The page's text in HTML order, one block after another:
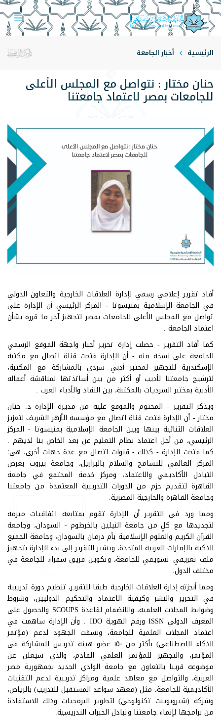
الرئيسية أخبار الجامعة
حنان مختار : نتواصل مع المجلس الأعلى
للجامعات بمصر لاعتماد جامعتنا
أفاد تقرير إعلامي رسمي لإدارة العلاقات الخارجية والتعاون الدولي
في الجامعة الإسلامية بمنيسوتا - المركز الرئيسي أن الإدارة على
تواصل مع المجلس الأعلى للجامعات بمصر لتجهيز آخر ما قرره بشأن
اعتماد الجامعة .
كما أفاد التقرير - حصلت إدارة تحرير أخبار واجهة الموقع الرسمي
للجامعة على نسخة منه - أن الإدارة فتحت قناة اتصال مع مكتبة
الإسكندرية للتجهيز لمختبر أدبي سردي بالمشاركة مع المكتبة،
لترشيح جامعتنا لأديب أو أكثر من بين أساتذتها لمناقشة أعماله
الأدبية بمختبر السرديات بالمكتبة، بين النقاد والأدباء العرب .
ويذكر التقرير - المختوم والموقع عليه من مديرة الإدارة د. حنان
مختار - أن الإدارة فتحت قناة اتصال مع مؤسسة الأزهر الشريف لتعزيز
العلاقات الثنائية بينها وبين الجامعة الإسلامية بمنيسوتا - المركز
الرئيسي، من أجل اعتماد نظام التعليم عن بعد الخاص بنا لديهم .
كما فتحت الإدارة - كذلك - قنوات اتصال مع عدة جهات أخرى، هي؛
المركز العالمي للتسامح والسلام بالبرازيل، وجامعة بيروت بغرض
التبادل الأكاديمي والاعتماد، ومركز خدمة المجتمع في جامعة
القاهرة لتقديم حزم من الدورات التدريبية المعتمدة من جامعتنا
وجامعة القاهرة والخارجية المصرية.
ومما ورد في التقرير أن الإدارة تقوم بمتابعة اتفاقيات مبرمة
لتجديدها مع كلٍ من جامعة النيلين بالخرطوم - السودان، وجامعة
القرآن الكريم والعلوم الإسلامية بأم درمان بالسودان، وجامعة الجميع
الذكية بالإمارات العربية المتحدة، ويشير التقرير إلى بدء الإدارة بتجهيز
ملف تعريفي تسويقي للجامعة، وتكوين فريق سفراء للجامعة في
مختلف الدول.
ومما أنجزته إدارة العلاقات الخارجية طبقا للتقرير، تنظيم دورة تدريبية
في التحرير والنشر وكيفية الاعتماد والتحكيم الدوليين، وشروط
وضوابط المجلات العلمية، والانضمام لقاعدة SCOUPS والحصول على
المعرف الدولي ISSN ورقم الهوية IDO . وأن الإدارة ساهمت في
اعتماد المجلات العلمية للجامعة، ونسقت الجهود لدعم (مؤتمر
الذكاء الاصطناعي) بأكثر من ١٥٠ عضو هيئة تدريس للمشاركة في
المؤتمر، والتجهيز للمؤتمر العلمي القادم، والذي سيعلن عن
موضوعه قريبا بالتعاون مع جامعة الوادي الجديد بجمهورية مصر
العربية، والتواصل مع معاهد علمية ومراكز تدريبية لدعم التقنيات
الأكاديمية للجامعة، مثل (معهد سواعد المستقبل للتدريب) بالرياض،
وشركة (شيروبوينت تكنولوجي) لتطوير البرمجيات وذلك للاستفادة
من برامجها لإنماء جامعتنا وتبادل الخبرات التدريسية.